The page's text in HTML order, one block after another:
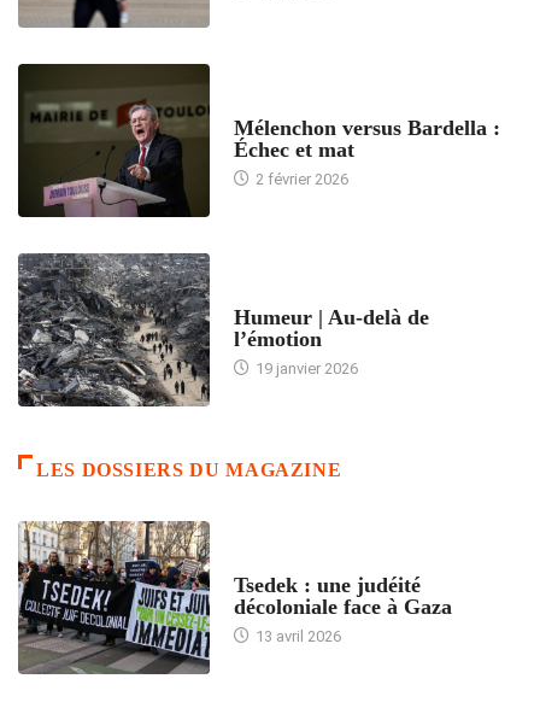
Mélenchon versus Bardella :
Échec et mat
2 février 2026
Humeur | Au-delà de
l’émotion
19 janvier 2026
LES DOSSIERS DU MAGAZINE
Tsedek : une judéité
décoloniale face à Gaza
13 avril 2026